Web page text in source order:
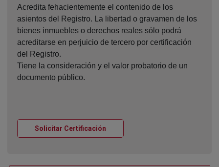
Acredita fehacientemente el contenido de los
asientos del Registro. La libertad o gravamen de los
bienes inmuebles o derechos reales sólo podrá
acreditarse en perjuicio de tercero por certificación
del Registro.
Tiene la consideración y el valor probatorio de un
documento público.
Solicitar Certificación